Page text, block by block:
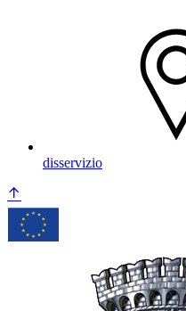
disservizio